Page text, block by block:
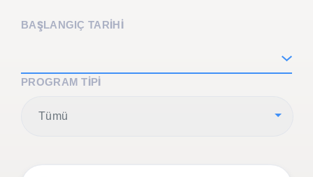
BAŞLANGIÇ TARİHİ
PROGRAM TIPI
Tümü